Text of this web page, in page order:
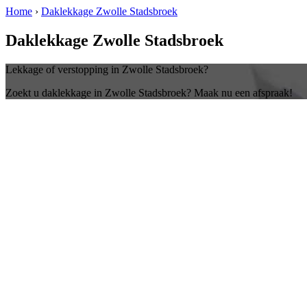
Home › Daklekkage Zwolle Stadsbroek
Daklekkage Zwolle Stadsbroek
Lekkage of verstopping in Zwolle Stadsbroek?
Zoekt u daklekkage in Zwolle Stadsbroek? Maak nu een afspraak!